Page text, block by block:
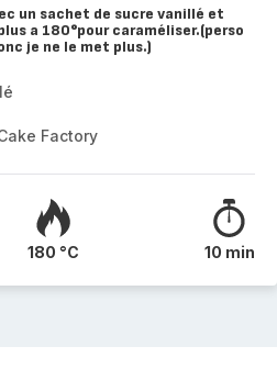
un sachet de sucre vanillé et
a 180°pour caraméliser.(perso
je ne le met plus.)
Factory
180 °C 10 min